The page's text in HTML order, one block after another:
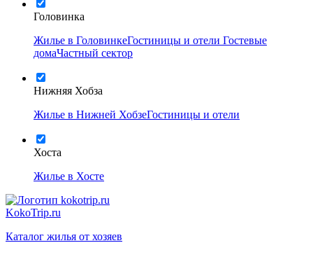
Головинка
Жилье в ГоловинкеГостиницы и отели Гостевые
домаЧастный сектор
Нижняя Хобза
Жилье в Нижней ХобзеГостиницы и отели
Хоста
Жилье в Хосте
KokoTrip.ru
Каталог жилья от хозяев